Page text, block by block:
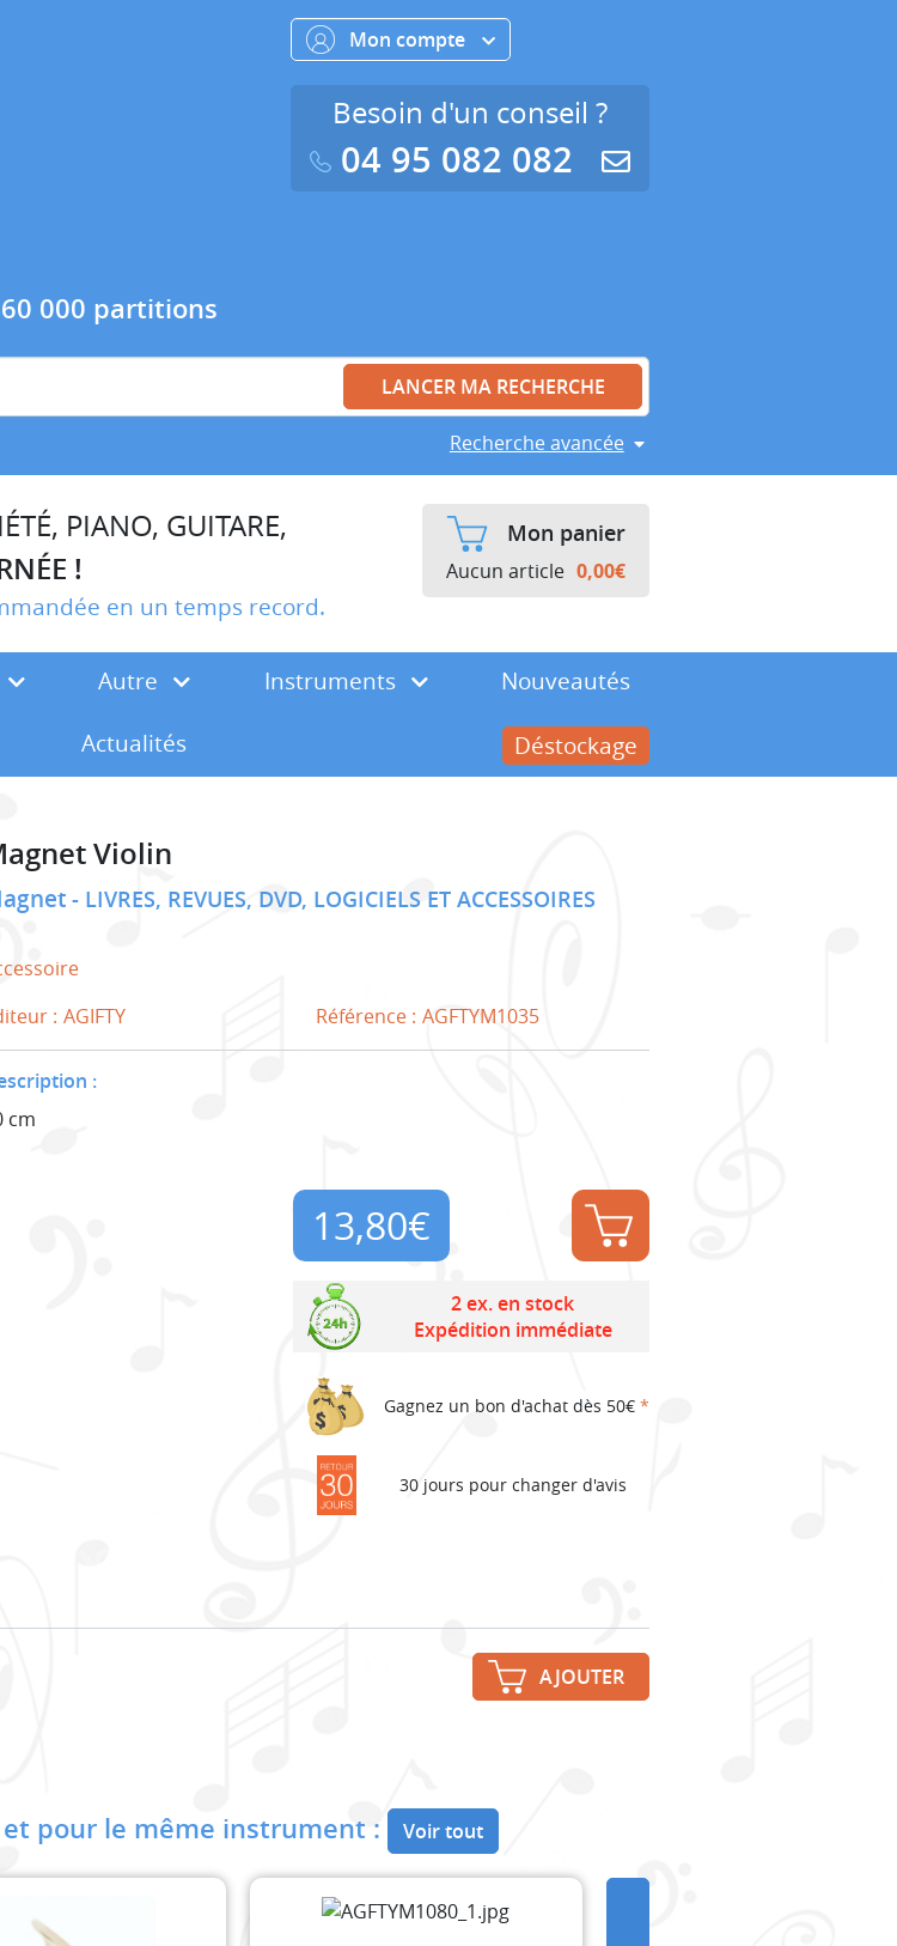
000 partitions
Recherche avancée
Mon compte
Besoin d'un conseil ?
04 95 082 082
PIANO, GUITARE,
!
en un temps record.
Mon panier
Aucun article 0,00€
Autre Instruments
Nouveautés
Actualités Déstockage
Violin
LIVRES, REVUES, DVD, LOGICIELS ET ACCESSOIRES
: AGIFTY Référence : AGFTYM1035
:
cm
13,80€
2 ex. en stock
Expédition immédiate
Gagnez un bon d'achat dès 50€ *
30 jours pour changer d'avis
AJOUTER
pour le même instrument : Voir tout